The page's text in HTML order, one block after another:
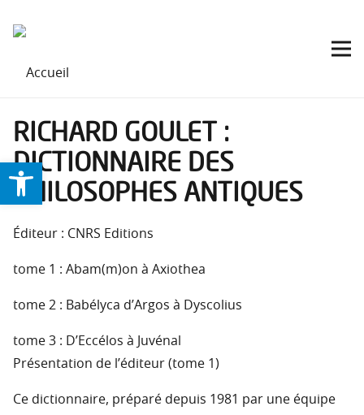
RICHARD GOULET :
DICTIONNAIRE DES
PHILOSOPHES ANTIQUES
Éditeur : CNRS Editions
tome 1 : Abam(m)on à Axiothea
tome 2 : Babélyca d’Argos à Dyscolius
tome 3 : D’Eccélos à Juvénal
Présentation de l’éditeur (tome 1)
Ce dictionnaire, préparé depuis 1981 par une équipe
Ouvrir la barre d’outils